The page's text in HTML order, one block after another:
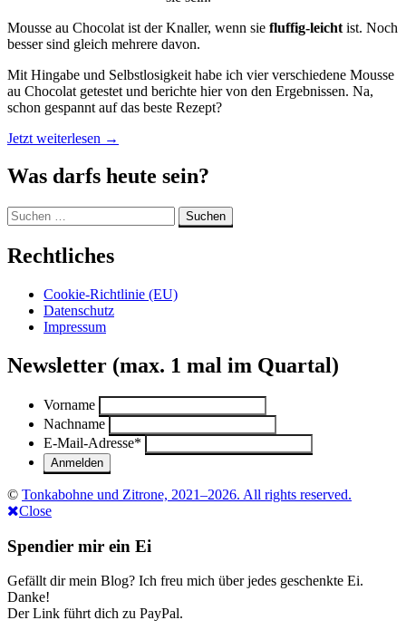
Mousse au Chocolat ist der Knaller, wenn sie fluffig-leicht ist. Noch
besser sind gleich mehrere davon.
Mit Hingabe und Selbstlosigkeit habe ich vier verschiedene Mousse
au Chocolat getestet und berichte hier von den Ergebnissen. Na,
schon gespannt auf das beste Rezept?
Jetzt weiterlesen „Mousse
Chocolat,
Königin
→
Was darfs heute sein?
Suchen
nach:
Rechtliches
Cookie-Richtlinie (EU)
Datenschutz
Impressum
Newsletter (max. 1 mal im Quartal)
Vorname
Nachname
E-Mail-Adresse*
© Tonkabohne und Zitrone, 2021–2026. All rights reserved.
Close
Spendier mir ein Ei
Gefällt dir mein Blog? Ich freu mich über jedes geschenkte Ei.
Danke!
Der Link führt dich zu PayPal.